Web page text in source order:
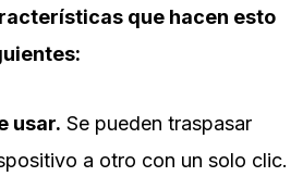
que hacen esto
usar. Se pueden traspasar
a otro con un solo clic.